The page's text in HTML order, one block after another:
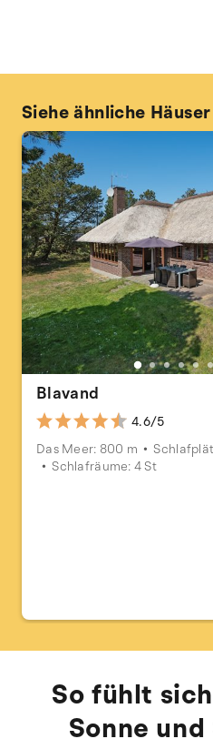
Siehe ähnliche Häuser
Blavand
4.6/5
Das Meer: 800 m
Schlafräume: 4 St
So fühlt
Sonne